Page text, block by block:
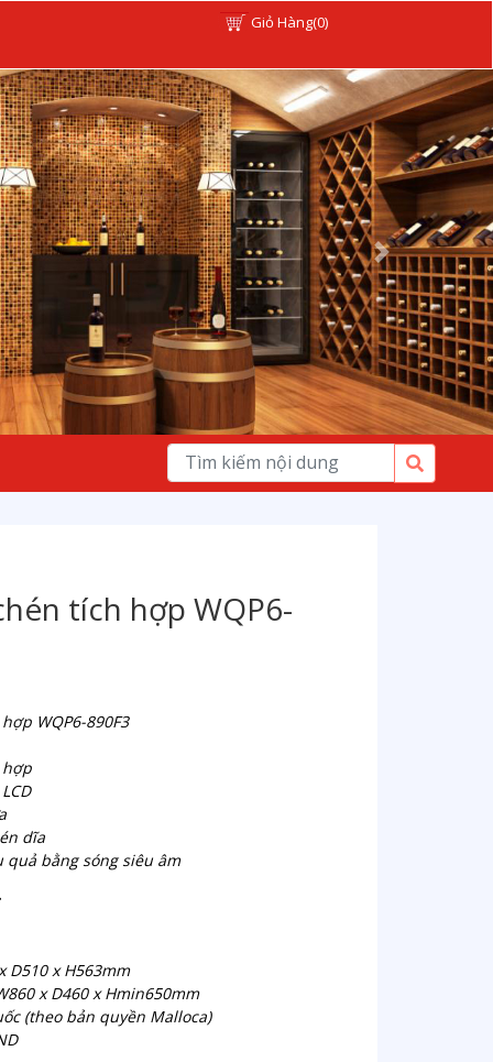
Giỏ Hàng(0)
tích hợp WQP6-
WQP6-890F3
dĩa
quả bằng sóng siêu âm
D510 x H563mm
x D460 x Hmin650mm
(theo bản quyền Malloca)